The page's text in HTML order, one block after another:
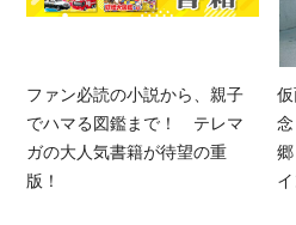
ファン必読の小説から、親子
でハマる図鑑まで！ テレマ
ガの大人気書籍が待望の重
版！